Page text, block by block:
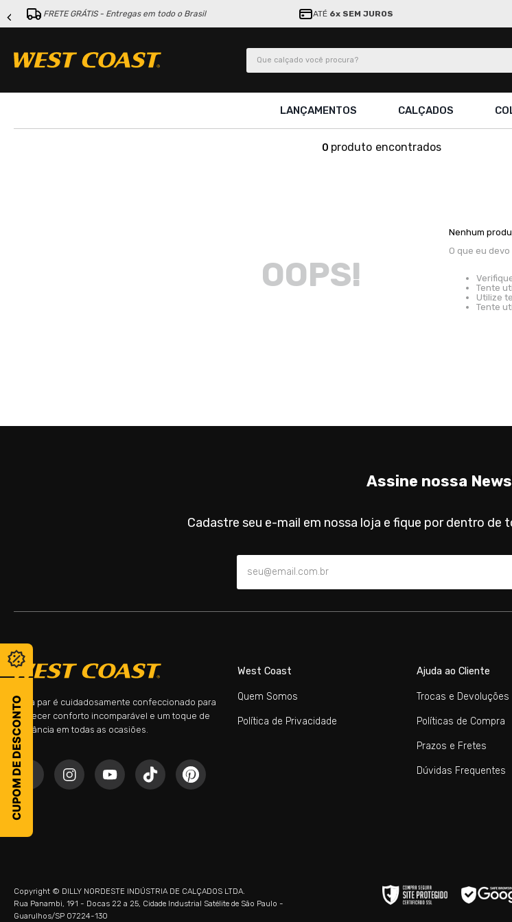
FRETE GRÁTIS - Entregas em todo o Brasil ATÉ 6x SEM JUROS
Que calçado você procura?
LANÇAMENTOS CALÇADOS
CUPOM DE DESCONTO
0 produto
OOPS!
Nenhum
O que eu
Tente
Utilize
Tente
Assine nossa
Cadastre seu e-mail em nossa loja e fique por dentro de
Cada par é cuidadosamente confeccionado para
oferecer conforto incomparável e um toque de
elegância em todas as ocasiões.
West Coast
Quem Somos
Política de Privacidade
Ajuda ao Cliente
Trocas e Devoluções
Políticas de Compra
Prazos e Fretes
Dúvidas Frequentes
Copyright © DILLY NORDESTE INDÚSTRIA DE CALÇADOS LTDA.
Rua Panambi, 191 - Docas 22 a 25, Cidade Industrial Satélite de São Paulo -
Guarulhos/SP 07224-130